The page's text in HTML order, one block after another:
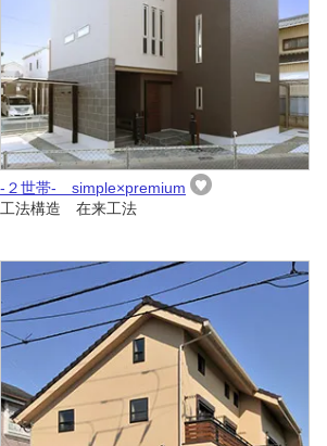
-２世帯- simple×premium
工法構造 在来工法